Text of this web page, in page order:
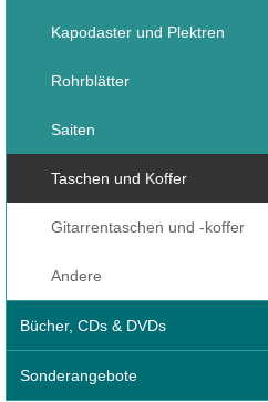
Kapodaster und Plektren
Rohrblätter
Saiten
Taschen und Koffer
Gitarrentaschen und -koffer
Andere
Bücher, CDs & DVDs
Sonderangebote